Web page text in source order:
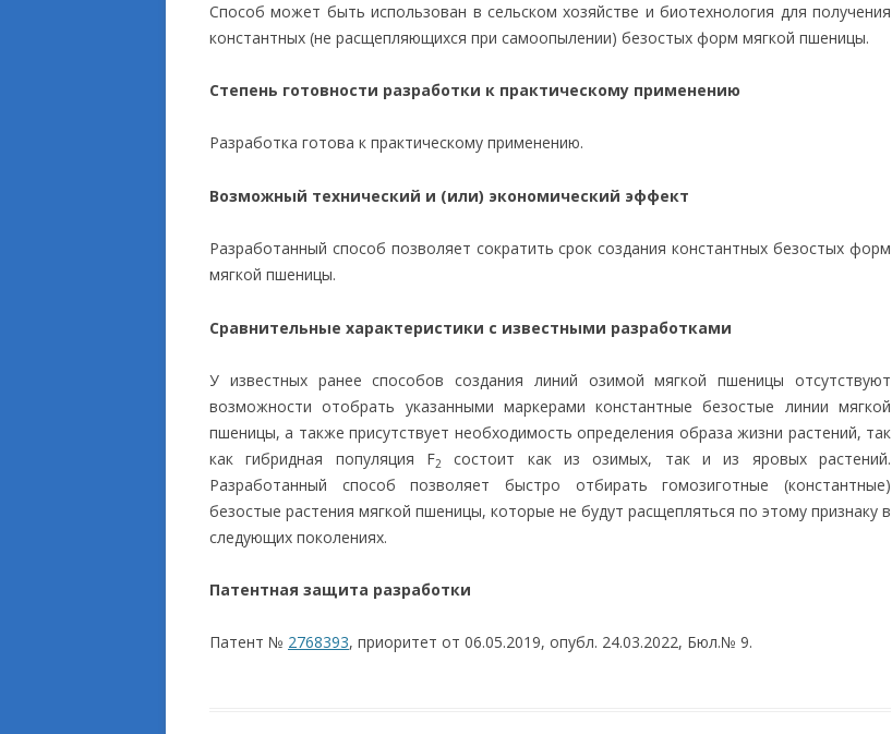
Способ может быть использован в сельском хозяйстве и биотехнология для получения
константных (не расщепляющихся при самоопылении) безостых форм мягкой пшеницы.
Степень готовности разработки к практическому применению
Разработка готова к практическому применению.
Возможный технический и (или) экономический эффект
Разработанный способ позволяет сократить срок создания константных безостых форм
мягкой пшеницы.
Сравнительные характеристики с известными разработками
У известных ранее способов создания линий озимой мягкой пшеницы отсутствуют
возможности отобрать указанными маркерами константные безостые линии мягкой
пшеницы, а также присутствует необходимость определения образа жизни растений, так
как гибридная популяция F2
состоит как из озимых, так и из яровых растений.
Разработанный способ позволяет быстро отбирать гомозиготные (константные)
безостые растения мягкой пшеницы, которые не будут расщепляться по этому признаку в
следующих поколениях.
Патентная защита разработки
Патент № 2768393, приоритет от 06.05.2019, опубл. 24.03.2022, Бюл.№ 9.